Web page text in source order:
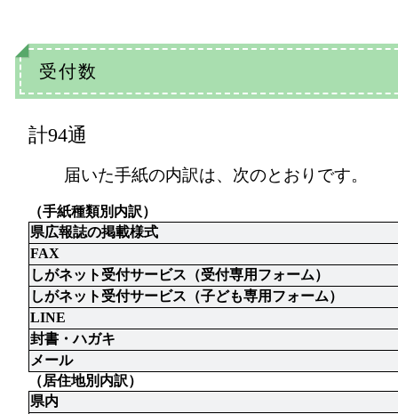
受付数
計94通
届いた手紙の内訳は、次のとおりです。
（手紙種類別内訳）
県広報誌の掲載様式
FAX
しがネット受付サービス（受付専用フォーム）
しがネット受付サービス（子ども専用フォーム）
LINE
封書・ハガキ
メール
（居住地別内訳）
県内